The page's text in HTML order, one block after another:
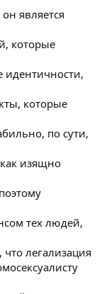
legalization of
or would add to
are certainly
and feel
really wanted
younger men
young lesbian
degree but I
I think that the
bonds and that
must seek
themselves to
the yes aging of
является
которые
идентичности,
которые
по сути,
изящно
тех людей,
легализация